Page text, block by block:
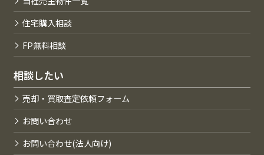
住宅購入相談
FP無料相談
相談したい
売却・買取査定依頼フォーム
お問い合わせ
お問い合わせ(法人向け)